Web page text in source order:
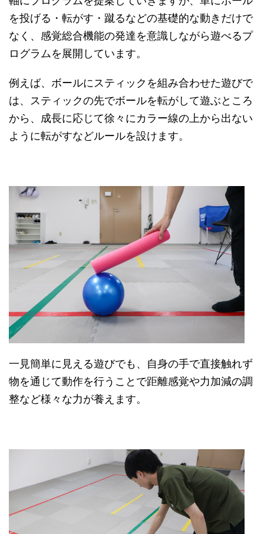
を投げる・転がす・蹴るなどの基礎的な動きだけで
なく、感覚総合機能の発達を意識しながら遊べるプ
ログラムを展開しています。
例えば、ボールにスティックを組み合わせた遊びで
は、スティックの先でボールを転がして遊ぶところ
から、成長に応じて徐々にカラー線の上から出ない
ように転がすなどルールを設けます。
一見簡単に見える遊びでも、自身の手で直接触れず
物を通じて動作を行うことで距離感覚や力加減の調
整など様々な力が養えます。